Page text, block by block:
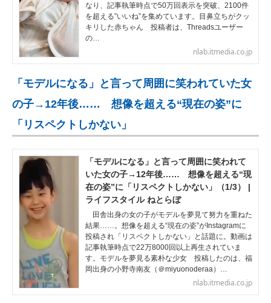
なり、記事執筆時点で50万回表示を突破、2100件
を超える”いいね”を集めています。目鼻立ちがクッ
キリした赤ちゃん 投稿者は、Threadsユーザー
の…
nlab.itmedia.co.jp
「モデルになる」と言って周囲に笑われていた女
の子→12年後…… 想像を超える“現在の姿”に
「リスペクトしかない」
「モデルになる」と言って周囲に笑われて
いた女の子→12年後…… 想像を超える“現
在の姿”に「リスペクトしかない」（1/3） |
ライフスタイル ねとらぼ
田舎出身の女の子がモデルを夢見て努力を重ねた
結果……。想像を超える“現在の姿”がInstagramに
投稿され「リスペクトしかない」と話題に。動画は
記事執筆時点で22万8000回以上再生されていま
す。モデルを夢見る素朴な少女 投稿したのは、福
岡出身の小野寺南友（＠miyuonoderaa）…
nlab.itmedia.co.jp